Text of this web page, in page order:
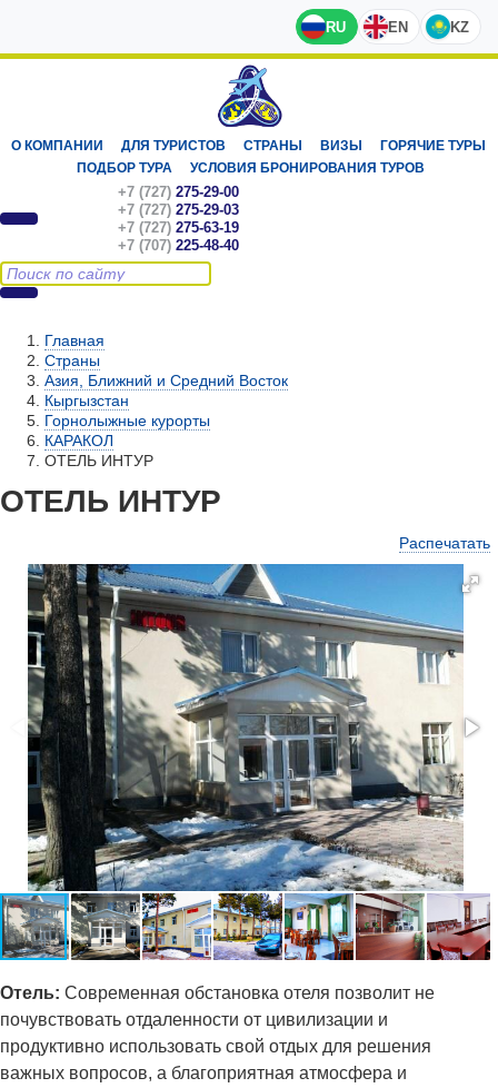
RU EN KZ
О КОМПАНИИ ДЛЯ ТУРИСТОВ СТРАНЫ ВИЗЫ
ГОРЯЧИЕ ТУРЫ
ПОДБОР ТУРА
УСЛОВИЯ БРОНИРОВАНИЯ ТУРОВ
+7 (727) 275-29-00
+7 (727) 275-29-03
+7 (727) 275-63-19
+7 (707) 225-48-40
Главная
Страны
Азия, Ближний и Средний Восток
Кыргызстан
Горнолыжные курорты
КАРАКОЛ
ОТЕЛЬ ИНТУР
ОТЕЛЬ ИНТУР
Распечатать
Отель: Современная обстановка отеля позволит не
почувствовать отдаленности от цивилизации и
продуктивно использовать свой отдых для решения
важных вопросов, а благоприятная атмосфера и